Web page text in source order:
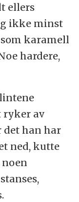
ellers
ikke minst
karamell
hardere,
ryker av
han har
ned, kutte